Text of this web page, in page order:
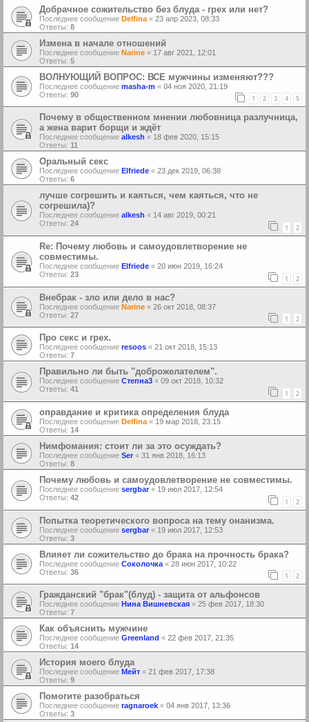
Добрачное сожительство без блуда - грех или нет?
Последнее сообщение Delfina « 23 апр 2023, 08:33
Ответы: 8
Измена в начале отношений
Последнее сообщение Narine « 17 авг 2021, 12:01
Ответы: 5
ВОЛНУЮЩИЙ ВОПРОС: ВСЕ мужчины изменяют???
Последнее сообщение masha-m « 04 ноя 2020, 21:19
Ответы: 90 1 2 3 4 5
Почему в общественном мнении любовница разлучница,
а жена варит борщи и ждёт
Последнее сообщение alkesh « 18 фев 2020, 15:15
Ответы: 11
Оральный секс
Последнее сообщение Elfriede « 23 дек 2019, 06:38
Ответы: 6
лучше согрешить и каяться, чем каяться, что не
согрешила)?
Последнее сообщение alkesh « 14 авг 2019, 00:21
Ответы: 24 1 2
Re: Почему любовь и самоудовлетворение не
совместимы.
Последнее сообщение Elfriede « 20 июн 2019, 16:24
Ответы: 23 1 2
Внебрак - зло или дело в нас?
Последнее сообщение Narine « 26 окт 2018, 08:37
Ответы: 27 1 2
Про секс и грех.
Последнее сообщение resoos « 21 окт 2018, 15:13
Ответы: 7
Правильно ли быть "доброжелателем".
Последнее сообщение Степна3 « 09 окт 2018, 10:32
Ответы: 41 1 2
оправдание и критика определения блуда
Последнее сообщение Delfina « 19 мар 2018, 23:15
Ответы: 14
Нимфомания: стоит ли за это осуждать?
Последнее сообщение Ser « 31 янв 2018, 16:13
Ответы: 8
Почему любовь и самоудовлетворение не совместимы.
Последнее сообщение sergbar« 19 июл 2017, 12:54
Ответы: 42 1 2
Попытка теоретического вопроса на тему онанизма.
Последнее сообщение sergbar « 19 июл 2017, 12:53
Ответы: 3
Влияет ли сожительство до брака на прочность брака?
Последнее сообщение Соколочка « 28 июн 2017, 10:22
Ответы: 36 1 2
Гражданский "брак"(блуд) - защита от альфонсов
Последнее сообщение Нина Вишневская « 25 фев 2017, 18:30
Ответы: 7
Как объяснить мужчине
Последнее сообщение Greenland « 22 фев 2017, 21:35
Ответы: 14
История моего блуда
Последнее сообщение Мейт « 21 фев 2017, 17:38
Ответы: 9
Помогите разобраться
Последнее сообщение ragnaroek « 04 янв 2017, 13:36
Ответы: 3